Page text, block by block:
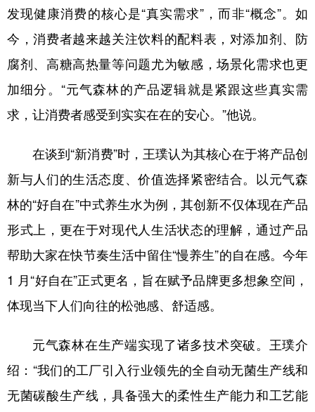
浙江 安徽 福建 江西
山东 河南 湖北 湖南
English Español Français عربى
Русский язык 日本語 한국어
Deutsch Português
发现健康消费的核心是“真实需求”，而非“概念”。如
今，消费者越来越关注饮料的配料表，对添加剂、防
腐剂、高糖高热量等问题尤为敏感，场景化需求也更
加细分。“元气森林的产品逻辑就是紧跟这些真实需
求，让消费者感受到实实在在的安心。”他说。
在谈到“新消费”时，王璞认为其核心在于将产品创
新与人们的生活态度、价值选择紧密结合。以元气森
林的“好自在”中式养生水为例，其创新不仅体现在产品
形式上，更在于对现代人生活状态的理解，通过产品
帮助大家在快节奏生活中留住“慢养生”的自在感。今年
1 月“好自在”正式更名，旨在赋予品牌更多想象空间，
体现当下人们向往的松弛感、舒适感。
元气森林在生产端实现了诸多技术突破。王璞介
绍：“我们的工厂引入行业领先的全自动无菌生产线和
无菌碳酸生产线，具备强大的柔性生产能力和工艺能